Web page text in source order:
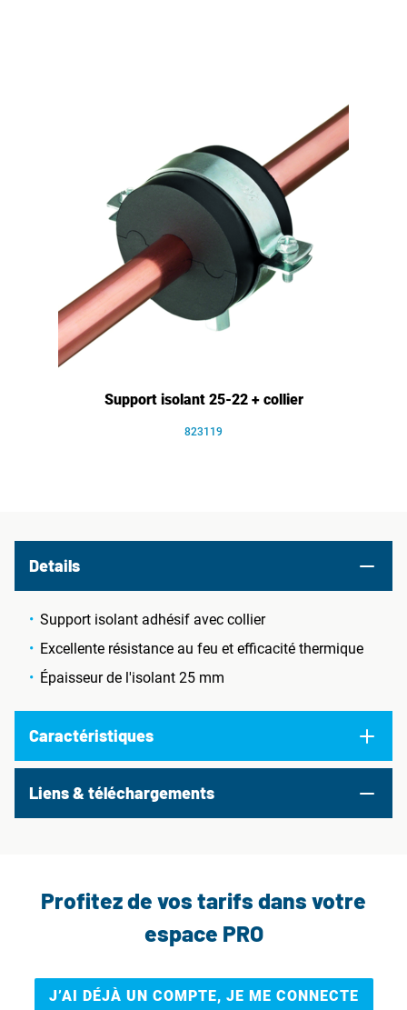
Support isolant 25-22 + collier
823119
Details
Support isolant adhésif avec collier
Excellente résistance au feu et efficacité thermique
Épaisseur de l'isolant 25 mm
Caractéristiques
Liens & téléchargements
Profitez de vos tarifs dans votre
espace PRO
J’AI DÉJÀ UN COMPTE, JE ME CONNECTE